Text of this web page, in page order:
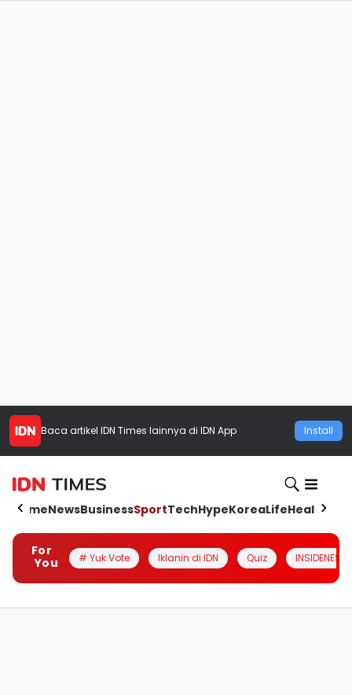
Baca artikel IDN Times lainnya di IDN App Install
HomeNewsBusinessSportTechHypeKoreaLifeHealth
For
You
# Yuk Vote Iklanin di IDN Quiz INSIDENESIA